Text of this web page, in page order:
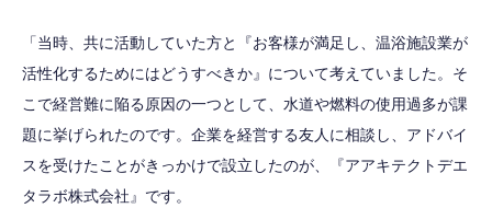
「当時、共に活動していた方と『お客様が満足し、温浴施設業が
活性化するためにはどうすべきか』について考えていました。そ
こで経営難に陥る原因の一つとして、水道や燃料の使用過多が課
題に挙げられたのです。企業を経営する友人に相談し、アドバイ
スを受けたことがきっかけで設立したのが、『アアキテクトデエ
タラボ株式会社』です。